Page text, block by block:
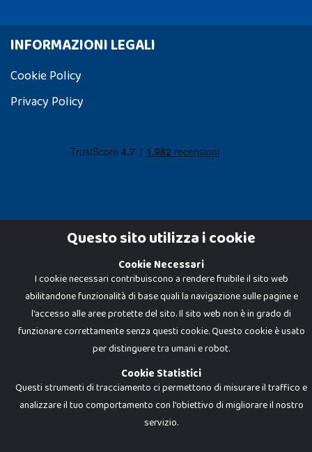
INFORMAZIONI LEGALI
Cookie Policy
Privacy Policy
Dadi e Mattoncini è un brand di Giocabene Srl. Ogni riproduzione o utilizzo non
espressamente autorizzato è severamente vietato. Tutti i loghi, marchi,
brand elencati nel presente shop sono di proprietà dei rispettivi titolari.
I prezzi e le promozioni pubblicate potrebbero differire da quanto esposto in
negozio.
Giocabene Srl - via della Posta 8, 20123 Milano (MI)
P.IVA 02608090425 - REA AN201199 - C.S. 10.000 i.v.
Questo sito utilizza i cookie
Cookie Necessari
I cookie necessari contribuiscono a rendere fruibile il sito web
abilitandone funzionalità di base quali la navigazione sulle pagine e
l'accesso alle aree protette del sito. Il sito web non è in grado di
funzionare correttamente senza questi cookie. Questo cookie è usato
per distinguere tra umani e robot.
Cookie Statistici
Questi strumenti di tracciamento ci permettono di misurare il traffico e
analizzare il tuo comportamento con l'obiettivo di migliorare il nostro
servizio.